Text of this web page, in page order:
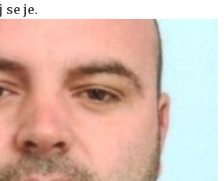
se je.